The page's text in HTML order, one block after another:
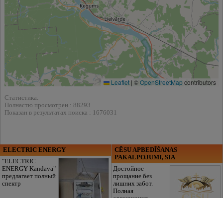
Leaflet | ©OpenStreetMapcontributors
Статистика:
Полнастю просмотрен : 88293
Показан в результатах поиска : 1676031
ELECTRIC ENERGY
"ELECTRIC
ENERGY Kandava"
предлагает полный
спектр
CĒSU APBEDĪŠANAS
PAKALPOJUMI, SIA
Достойное
прощание без
лишних забот.
Полная